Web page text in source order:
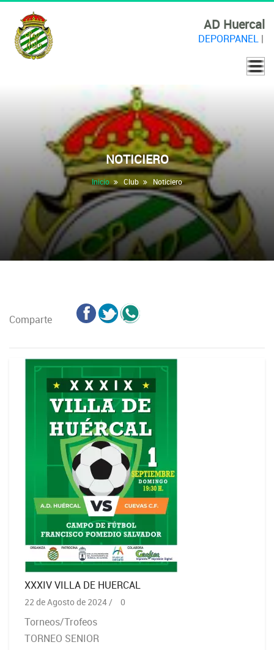
AD Huercal
DEPORPANEL|
NOTICIERO
Inicio Club Noticiero
Comparte
XXXIV VILLA DE HUERCAL
22 de Agosto de 2024 / 0
Torneos/Trofeos
TORNEO SENIOR